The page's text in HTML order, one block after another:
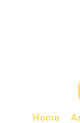
Home